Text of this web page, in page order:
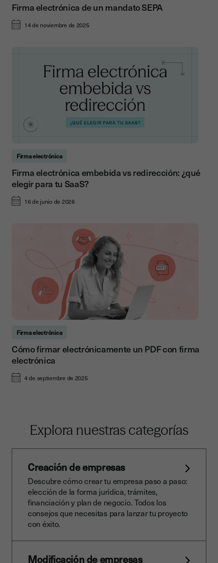
Firma electrónica de un mandato SEPA
14 de noviembre de 2025
Firma electrónica
Firma electrónica embebida vs redirección: ¿qué
elegir para tu SaaS?
16 de junio de 2026
Firma electrónica
Cómo firmar electrónicamente un PDF con firma
electrónica
4 de septiembre de 2025
Explora nuestras categorías
Creación de empresas
Descubre cómo crear tu empresa paso a paso:
elección de la forma jurídica, trámites,
financiación y plan de negocio. Todos los
consejos que necesitas para lanzar tu proyecto
con éxito.
Modificación de empresas